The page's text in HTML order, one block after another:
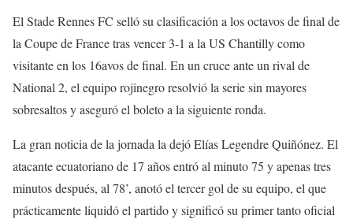
El Stade Rennes FC selló su clasificación a los octavos de final de
la Coupe de France tras vencer 3-1 a la US Chantilly como
visitante en los 16avos de final. En un cruce ante un rival de
National 2, el equipo rojinegro resolvió la serie sin mayores
sobresaltos y aseguró el boleto a la siguiente ronda.
La gran noticia de la jornada la dejó Elías Legendre Quiñónez. El
atacante ecuatoriano de 17 años entró al minuto 75 y apenas tres
minutos después, al 78’, anotó el tercer gol de su equipo, el que
prácticamente liquidó el partido y significó su primer tanto oficial